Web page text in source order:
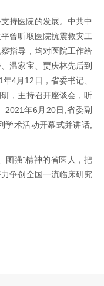
持医院的发展。中共中
曾听取医院抗震救灾工
指导，均对医院工作给
温家宝、贾庆林先后到
4月12日，省委书记、
，主持召开座谈会，听
2021年6月20日,省委副
学术活动开幕式并讲话,
图强”精神的省医人，把
争创全国一流临床研究